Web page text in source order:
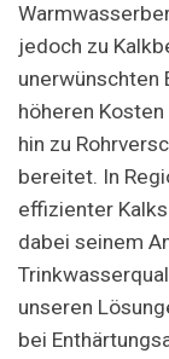
jedoch zu
unerwünschten
höheren
hin zu
bereitet. In
effizienter
dabei seinem
unseren
bei